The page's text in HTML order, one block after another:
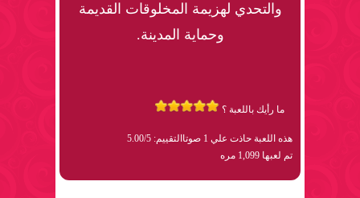
والتحدي لهزيمة المخلوقات القديمة
وحماية المدينة.
ما رأيك باللعبة ؟
هذه اللعبة حاذت علي 1 صوتا
التقييم: 5.00/5
تم لعبها 1,099 مره